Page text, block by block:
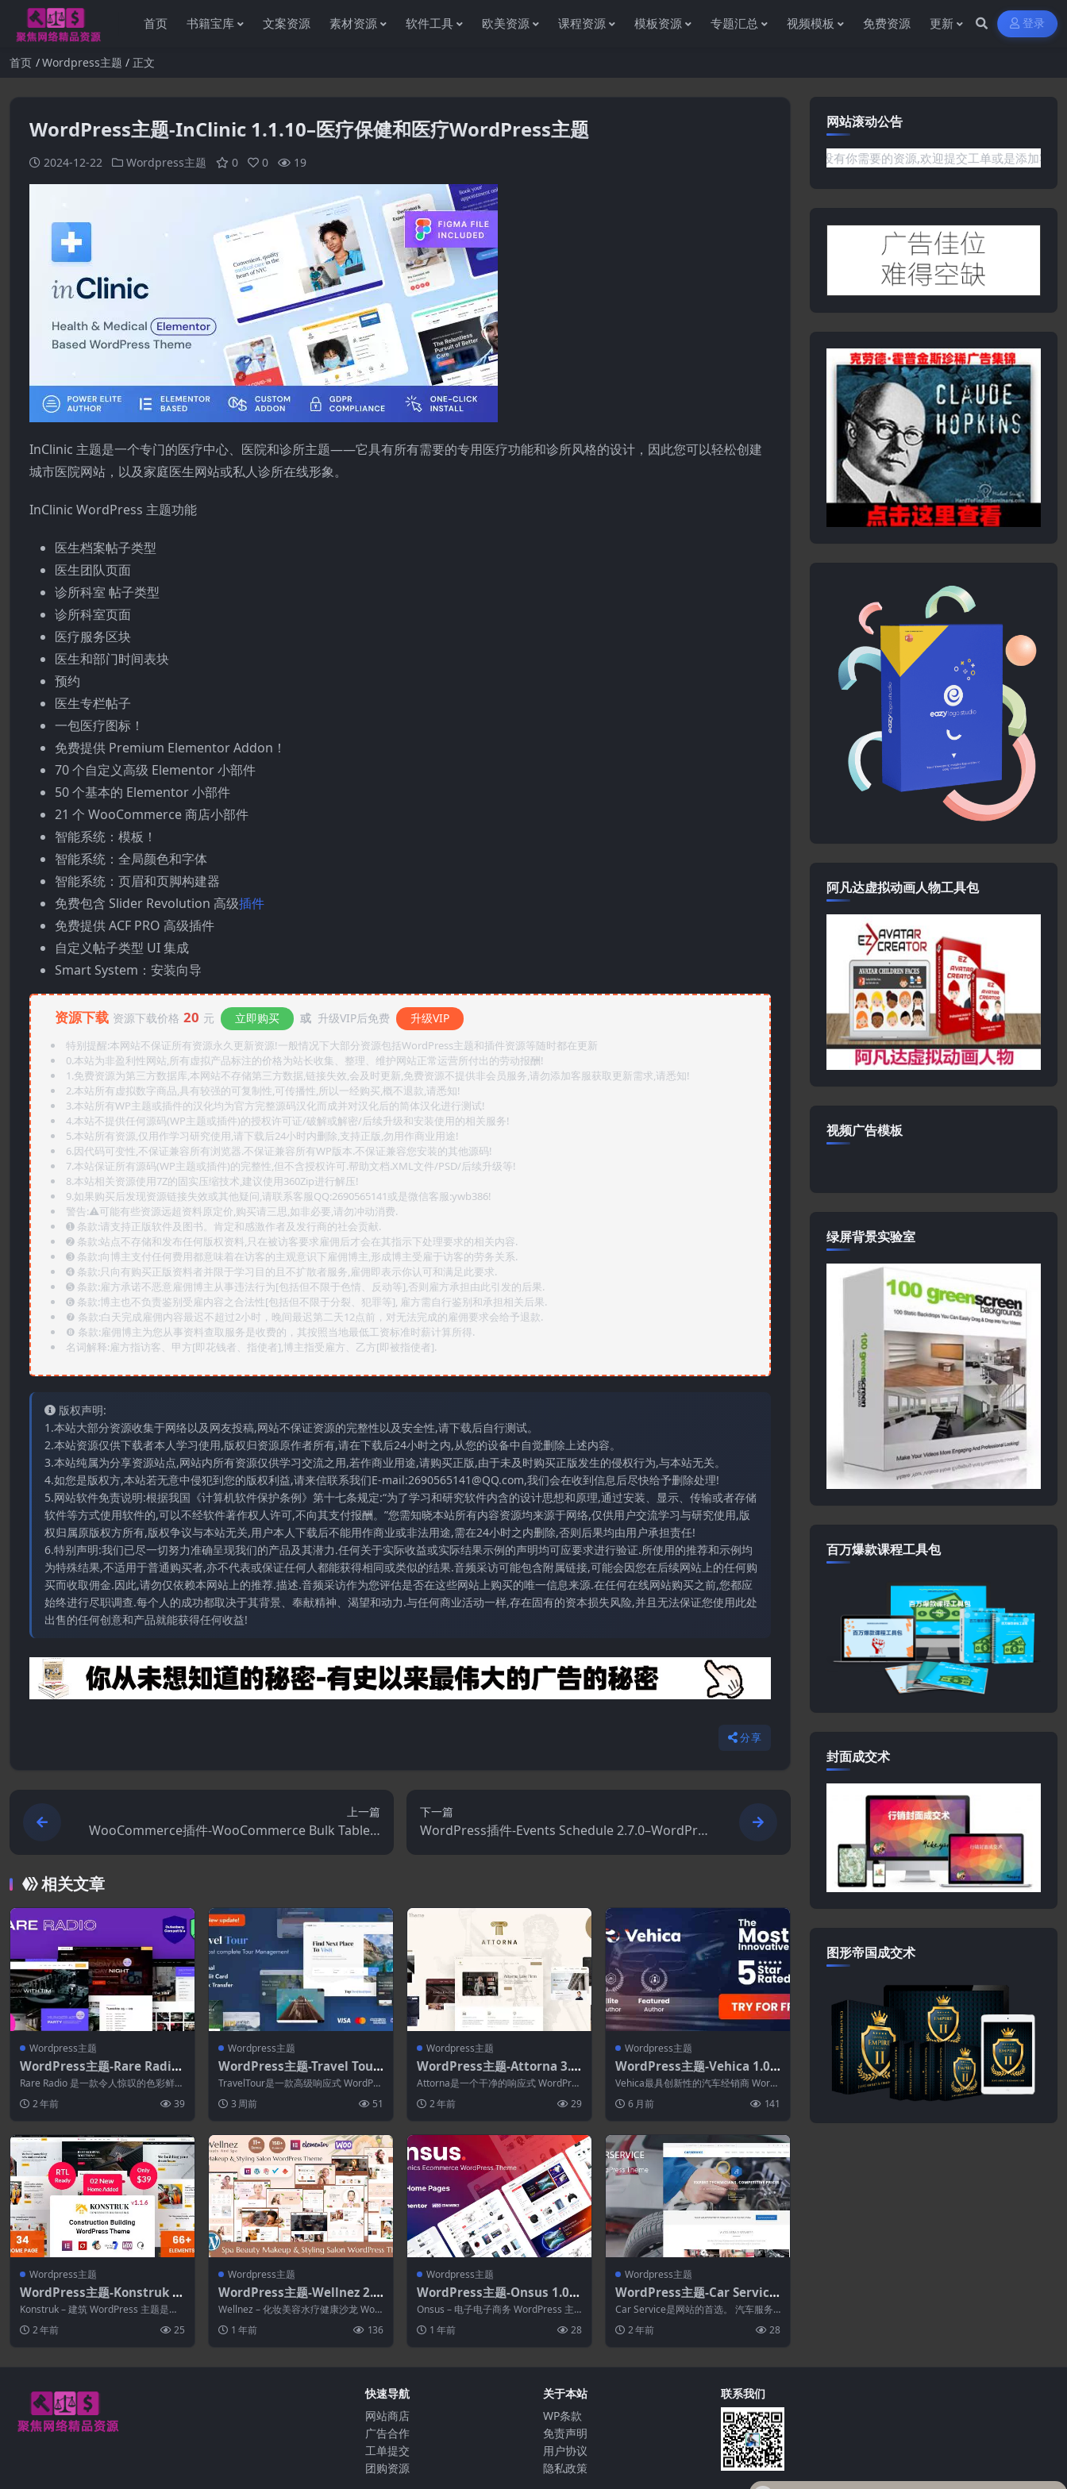
首页 书籍宝库 文案资源 素材资源 软件工具 欧美资源 课程资源 模板资源 专题汇总 视频模板 免费资源 更新 登录
首页 Wordpress主题 正文
WordPress主题-InClinic 1.1.10–医疗保健和医疗WordPress主题
2024-12-22 Wordpress主题 0 0 19
InClinic 主题是一个专门的医疗中心、医院和诊所主题——它具有所有需要的专用医疗功能和诊所风格的设计，因此您可以轻松创建
城市医院网站，以及家庭医生网站或私人诊所在线形象。
InClinic WordPress 主题功能
医生档案帖子类型
医生团队页面
诊所科室 帖子类型
诊所科室页面
医疗服务区块
医生和部门时间表块
预约
医生专栏帖子
一包医疗图标！
免费提供 Premium Elementor Addon！
70 个自定义高级 Elementor 小部件
50 个基本的 Elementor 小部件
21 个 WooCommerce 商店小部件
智能系统：模板！
智能系统：全局颜色和字体
智能系统：页眉和页脚构建器
免费包含 Slider Revolution 高级插件
免费提供 ACF PRO 高级插件
自定义帖子类型 UI 集成
Smart System：安装向导
资源下载 资源下载价格 20 元 立即购买 或 升级VIP后免费 升级VIP
特别提醒:本网站不保证所有资源永久更新资源!一般情况下大部分资源包括WordPress主题和插件资源等随时都在更新
0.本站为非盈利性网站,所有虚拟产品标注的价格为站长收集、整理、维护网站正常运营所付出的劳动报酬!
1.免费资源为第三方数据库,本网站不存储第三方数据,链接失效,会及时更新,免费资源不提供非会员服务,请勿添加客服获取更新需求,请悉知!
2.本站所有虚拟数字商品,具有较强的可复制性,可传播性,所以一经购买,概不退款,请悉知!
3.本站所有WP主题或插件的汉化均为官方完整源码汉化而成并对汉化后的简体汉化进行测试!
4.本站不提供任何源码(WP主题或插件)的授权许可证/破解或解密/后续升级和安装使用的相关服务!
5.本站所有资源,仅用作学习研究使用,请下载后24小时内删除,支持正版,勿用作商业用途!
6.因代码可变性,不保证兼容所有浏览器.不保证兼容所有WP版本.不保证兼容您安装的其他源码!
7.本站保证所有源码(WP主题或插件)的完整性,但不含授权许可.帮助文档.XML文件/PSD/后续升级等!
8.本站相关资源使用7Z的固实压缩技术,建议使用360Zip进行解压!
9.如果购买后发现资源链接失效或其他疑问,请联系客服QQ:2690565141或是微信客服:ywb386!
警告:⚠️可能有些资源远超资料原定价,购买请三思,如非必要,请勿冲动消费.
➊️ 条款:请支持正版软件及图书。肯定和感激作者及发行商的社会贡献.
➋️ 条款:站点不存储和发布任何版权资料,只在被访客要求雇佣后才会在其指示下处理要求的相关内容.
➌️ 条款:向博主支付任何费用都意味着在访客的主观意识下雇佣博主,形成博主受雇于访客的劳务关系.
➍️ 条款:只向有购买正版资料者并限于学习目的且不扩散者服务,雇佣即表示你认可和满足此要求.
➎ 条款:雇方承诺不恶意雇佣博主从事违法行为[包括但不限于色情、反动等],否则雇方承担由此引发的后果.
➏️ 条款:博主也不负责鉴别受雇内容之合法性[包括但不限于分裂、犯罪等], 雇方需自行鉴别和承担相关后果.
❼ 条款:白天完成雇佣内容最迟不超过2小时，晚间最迟第二天12点前，对无法完成的雇佣要求会给予退款.
❽ 条款:雇佣博主为您从事资料查取服务是收费的，其按照当地最低工资标准时薪计算所得.
名词解释:雇方指访客、甲方[即花钱者、指使者],博主指受雇方、乙方[即被指使者].
版权声明:
1.本站大部分资源收集于网络以及网友投稿,网站不保证资源的完整性以及安全性,请下载后自行测试。
2.本站资源仅供下载者本人学习使用,版权归资源原作者所有,请在下载后24小时之内,从您的设备中自觉删除上述内容。
3.本站纯属为分享资源站点,网站内所有资源仅供学习交流之用,若作商业用途,请购买正版,由于未及时购买正版发生的侵权行为,与本站无关。
4.如您是版权方,本站若无意中侵犯到您的版权利益,请来信联系我们E-mail:2690565141@QQ.com,我们会在收到信息后尽快给予删除处理!
5.网站软件免责说明:根据我国《计算机软件保护条例》第十七条规定:“为了学习和研究软件内含的设计思想和原理,通过安装、显示、传输或者存储
软件等方式使用软件的,可以不经软件著作权人许可,不向其支付报酬。”您需知晓本站所有内容资源均来源于网络,仅供用户交流学习与研究使用,版
权归属原版权方所有,版权争议与本站无关,用户本人下载后不能用作商业或非法用途,需在24小时之内删除,否则后果均由用户承担责任!
6.特别声明:我们已尽一切努力准确呈现我们的产品及其潜力.任何关于实际收益或实际结果示例的声明均可应要求进行验证.所使用的推荐和示例均
为特殊结果,不适用于普通购买者,亦不代表或保证任何人都能获得相同或类似的结果.音频采访可能包含附属链接,可能会因您在后续网站上的任何购
买而收取佣金.因此,请勿仅依赖本网站上的推荐.描述.音频采访作为您评估是否在这些网站上购买的唯一信息来源.在任何在线网站购买之前,您都应
始终进行尽职调查.每个人的成功都取决于其背景、奉献精神、渴望和动力.与任何商业活动一样,存在固有的资本损失风险,并且无法保证您使用此处
出售的任何创意和产品就能获得任何收益!
分享
上一篇
WooCommerce插件-WooCommerce Bulk Table E
ditor 2.4.26
下一篇
WordPress插件-Events Schedule 2.7.0–WordPres
s活动日历插件
相关文章
Wordpress主题
WordPress主题-Rare Radio
1.0.14–在线音乐电台和播客W
ordPress主题
Rare Radio 是一款令人惊叹的色彩鲜艳
2 年前 39
Wordpress主题
WordPress主题-Travel Tour
5.4.4–旅游预订
TravelTour是一款高级响应式 WordPre
3 周前 51
Wordpress主题
WordPress主题-Attorna 3.0.
2–法律.律师
Attorna是一个干净的响应式 WordPres
2 年前 29
Wordpress主题
WordPress主题-Vehica 1.0.1
05–汽车经销商和汽车列表
Vehica最具创新性的汽车经销商 Word
6 月前 141
Wordpress主题
WordPress主题-Konstruk 1.
1.5–构建WordPress主题
Konstruk – 建筑 WordPress 主题是一
2 年前 25
Wordpress主题
WordPress主题-Wellnez 2.3.
4–美容水疗和健康沙龙WordP
ress主题
Wellnez – 化妆美容水疗健康沙龙 Wor
1 年前 136
Wordpress主题
WordPress主题-Onsus 1.0.6
–电子电子商务WordPress主
题
Onsus – 电子电子商务 WordPress 主
1 年前 28
Wordpress主题
WordPress主题-Car Service
7.0–汽车机械和汽车维修Word
Press主题
Car Service是网站的首选。 汽车服务
车...2 年前 28
网站滚动公告
感谢您访问资源杂货铺获取各种信息资源!如果遇到任何问题或是网站没有你需要的资源,欢迎提交工单或是添加客服微信
阿凡达虚拟动画人物工具包
视频广告模板
绿屏背景实验室
百万爆款课程工具包
封面成交术
图形帝国成交术
快速导航
网站商店
广告合作
工单提交
团购资源
关于本站
WP条款
免责声明
用户协议
隐私政策
联系我们